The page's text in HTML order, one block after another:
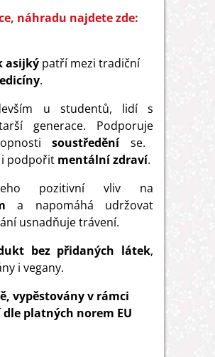
náhradu najdete zde:
asijký patří mezi tradiční
.
u studentů, lidí s
generace. Podporuje
soustředěníse.
i podpořit mentální zdraví.
pozitivní vliv na
a napomáhá udržovat
usnadňuje trávení.
bez přidaných látek,
i vegany.
vypěstovány v rámci
platných norem EU